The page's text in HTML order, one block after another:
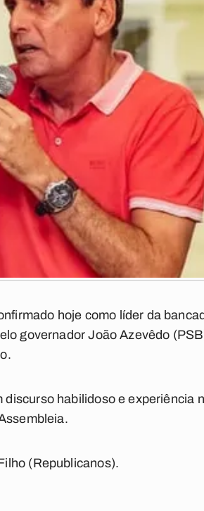
hoje como líder da
governador João Azevêdo
habilidoso e experiência
(Republicanos).